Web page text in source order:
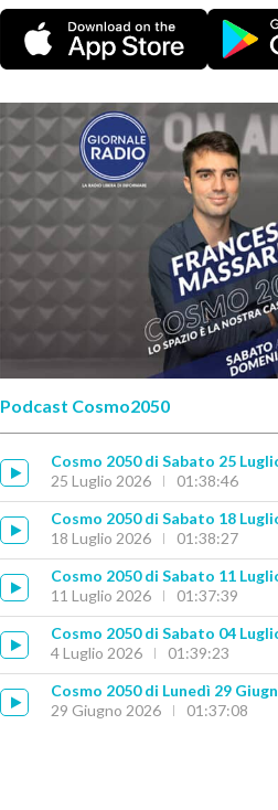
Podcast Cosmo2050
Cosmo 2050 di Sabato 25
25 Luglio 2026
01:38:46
Cosmo 2050 di Sabato 18
18 Luglio 2026
01:38:27
Cosmo 2050 di Sabato 11
11 Luglio 2026
01:37:39
Cosmo 2050 di Sabato 04
4 Luglio 2026
01:39:23
Cosmo 2050 di Lunedì 29
29 Giugno 2026
01:37:08